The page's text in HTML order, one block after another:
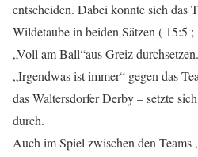
entscheiden. Dabei konnte sich das
Wildetaube in beiden Sätzen ( 15:5 ;
„Voll am Ball“aus Greiz
„Irgendwas ist immer“ gegen das
das Waltersdorfer Derby – setzte
durch.
Auch im Spiel zwischen den Teams